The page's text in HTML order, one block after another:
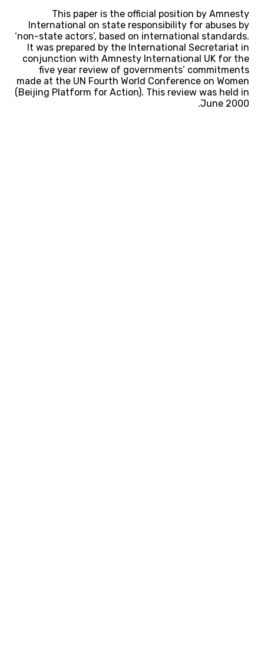
This paper is the official position by Amnesty
International on state responsibility for abuses by
‘non-state actors’, based on international standards.
It was prepared by the International Secretariat in
conjunction with Amnesty International UK for the
five year review of governments’ commitments
made at the UN Fourth World Conference on Women
(Beijing Platform for Action). This review was held in
June 2000.